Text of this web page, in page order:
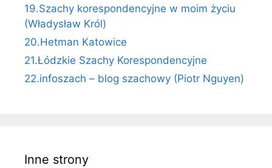
19.Szachy korespondencyjne w moim życiu
(Władysław Król)
20.Hetman Katowice
21.Łódzkie Szachy Korespondencyjne
22.infoszach – blog szachowy (Piotr Nguyen)
Inne strony